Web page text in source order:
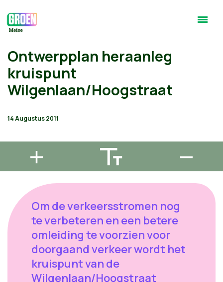
Ontwerpplan heraanleg
kruispunt
Wilgenlaan/Hoogstraat
14 Augustus 2011
Om de verkeersstromen nog
te verbeteren en een betere
omleiding te voorzien voor
doorgaand verkeer wordt het
kruispunt van de
Wilgenlaan/Hoogstraat